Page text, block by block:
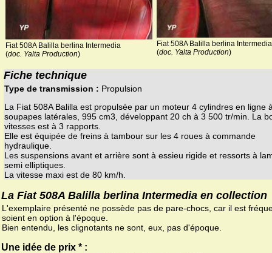
Fiat 508A Balilla berlina Intermedia
(doc. Yalta Production)
Fiat 508A Balilla berlina Intermedia
(doc. Yalta Production)
Fiche technique
Type de transmission : Propulsion
La Fiat 508A Balilla est propulsée par un moteur 4 cylindres en ligne
soupapes latérales, 995 cm3, développant 20 ch à 3 500 tr/min. La
vitesses est à 3 rapports.
Elle est équipée de freins à tambour sur les 4 roues à commande
hydraulique.
Les suspensions avant et arrière sont à essieu rigide et ressorts à
semi elliptiques.
La vitesse maxi est de 80 km/h.
La Fiat 508A Balilla berlina Intermedia en collection
L'exemplaire présenté ne possède pas de pare-chocs, car il est
soient en option à l'époque.
Bien entendu, les clignotants ne sont, eux, pas d'époque.
Une idée de prix * :